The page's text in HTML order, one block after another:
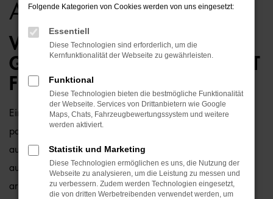
Angebote
VW GOLF SPORTSVAN
GEBRAUCHTWAGEN – PERFEKT
FÜR HAMBURG GEEIGNET
Ein VW Golf Sportsvan Gebrauchtwagen und Hamburg
passen einfach perfekt zusammen. Dies ließe sich natürlich
auch für andere Orte sagen, denn dieses Modell überzeugt
auf ganzer Linie. Wir von der Auto-Familie Ostermaier
arbeiten bereits seit vielen Jahren mit VW und sind von der
Folgende Kategorien von Cookies werden von uns eingesetzt:
Essentiell
Diese Technologien sind erforderlich, um die
Kernfunktionalität der Webseite zu gewährleisten.
Funktional
Diese Technologien bieten die bestmögliche Funktionalität
der Webseite. Services von Drittanbietern wie Google
Maps, Chats, Fahrzeugbewertungssystem und weitere
werden aktiviert.
Statistik und Marketing
Diese Technologien ermöglichen es uns, die Nutzung der
Webseite zu analysieren, um die Leistung zu messen und
zu verbessern. Zudem werden Technologien eingesetzt,
die von dritten Werbetreibenden verwendet werden, um